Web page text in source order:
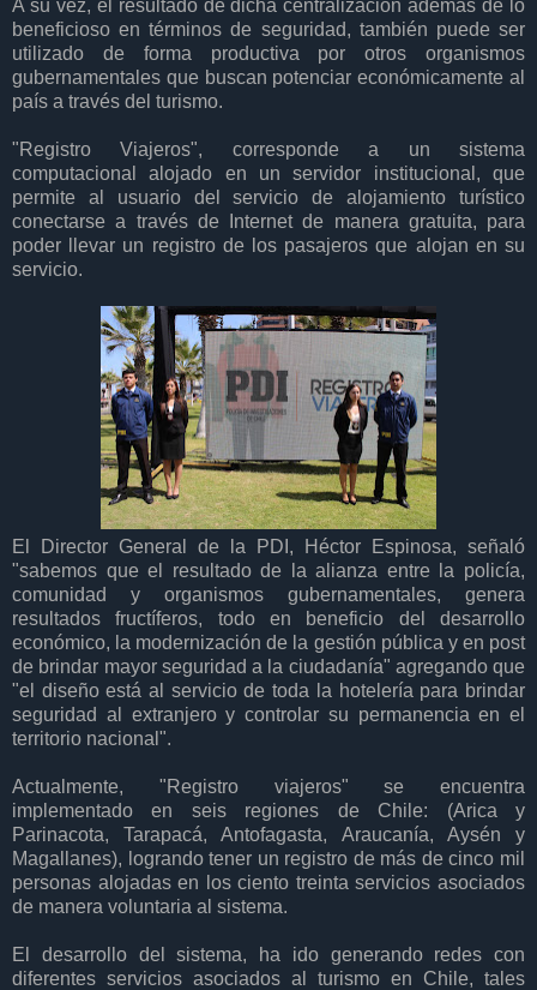
A su vez, el resultado de dicha centralización además de lo
beneficioso en términos de seguridad, también puede ser
utilizado de forma productiva por otros organismos
gubernamentales que buscan potenciar económicamente al
país a través del turismo.
"Registro Viajeros", corresponde a un sistema
computacional alojado en un servidor institucional, que
permite al usuario del servicio de alojamiento turístico
conectarse a través de Internet de manera gratuita, para
poder llevar un registro de los pasajeros que alojan en su
servicio.
El Director General de la PDI, Héctor Espinosa, señaló
"sabemos que el resultado de la alianza entre la policía,
comunidad y organismos gubernamentales, genera
resultados fructíferos, todo en beneficio del desarrollo
económico, la modernización de la gestión pública y en post
de brindar mayor seguridad a la ciudadanía" agregando que
"el diseño está al servicio de toda la hotelería para brindar
seguridad al extranjero y controlar su permanencia en el
territorio nacional".
Actualmente, "Registro viajeros" se encuentra
implementado en seis regiones de Chile: (Arica y
Parinacota, Tarapacá, Antofagasta, Araucanía, Aysén y
Magallanes), logrando tener un registro de más de cinco mil
personas alojadas en los ciento treinta servicios asociados
de manera voluntaria al sistema.
El desarrollo del sistema, ha ido generando redes con
diferentes servicios asociados al turismo en Chile, tales